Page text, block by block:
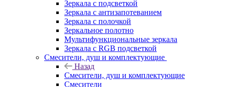
Зеркала с подсветкой
Зеркала с антизапотеванием
Зеркала с полочкой
Зеркальное полотно
Мультифункциональные зеркала
Зеркала c RGB подсветкой
Смесители, душ и комплектующие
Назад
Смесители, душ и комплектующие
Смесители